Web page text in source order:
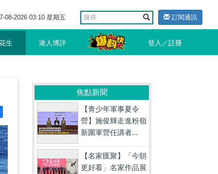
08-2026 03:10 星期五 訂閱通訊
生 港人博評 登入／註冊
焦點新聞
【青少年軍事夏令
營】施俊輝走進粉嶺
新圍軍營任講者...
【名家匯聚】「今朝
更好看」名家作品展